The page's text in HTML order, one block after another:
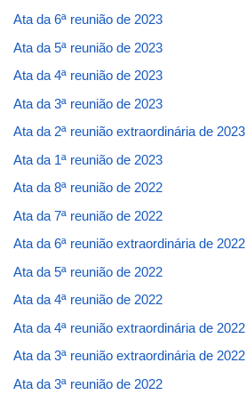
Ata da 6ª reunião de 2023
Ata da 5ª reunião de 2023
Ata da 4ª reunião de 2023
Ata da 3ª reunião de 2023
Ata da 2ª reunião extraordinária de 2023
Ata da 1ª reunião de 2023
Ata da 8ª reunião de 2022
Ata da 7ª reunião de 2022
Ata da 6ª reunião extraordinária de 2022
Ata da 5ª reunião de 2022
Ata da 4ª reunião de 2022
Ata da 4ª reunião extraordinária de 2022
Ata da 3ª reunião extraordinária de 2022
Ata da 3ª reunião de 2022